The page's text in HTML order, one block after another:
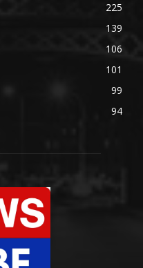
225
139
106
101
99
94